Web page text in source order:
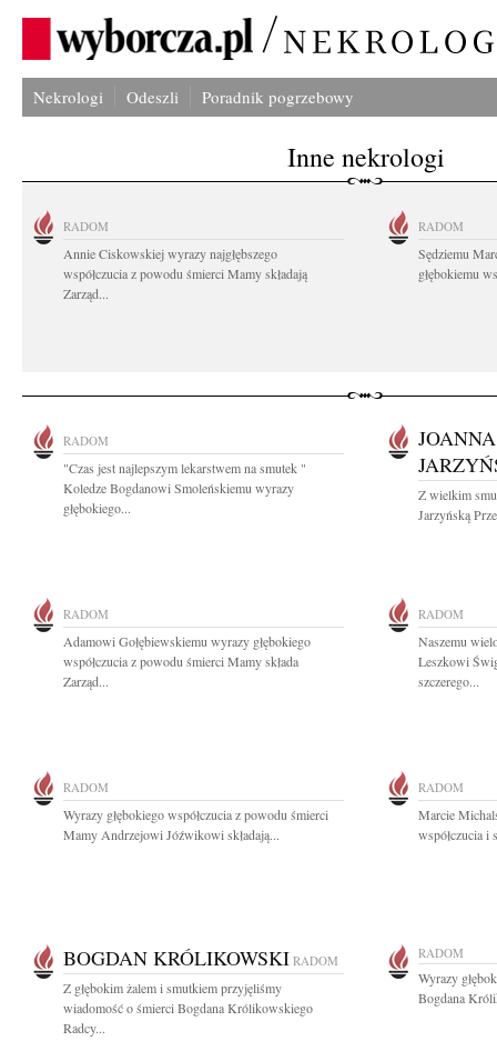
Nekrologi Odeszli Poradnik pogrzebowy
Inne nekrologi
RADOM
Annie Ciskowskiej wyrazy najgłębszego
współczucia z powodu śmierci Mamy składają
Zarząd...
RADOM
Sędziemu
głębokiemu
RADOM
"Czas jest najlepszym lekarstwem na smutek "
Koledze Bogdanowi Smoleńskiemu wyrazy
głębokiego...
Z wielkim
Jarzyńską
RADOM
Adamowi Gołębiewskiemu wyrazy głębokiego
współczucia z powodu śmierci Mamy składa
Zarząd...
RADOM
Naszemu
Leszkowi
szczerego...
RADOM
Wyrazy głębokiego współczucia z powodu śmierci
Mamy Andrzejowi Jóźwikowi składają...
RADOM
Marcie
współczucia i
BOGDAN KRÓLIKOWSKI RADOM
Z głębokim żalem i smutkiem przyjęliśmy
wiadomość o śmierci Bogdana Królikowskiego
Radcy...
RADOM
Wyrazy
Bogdana